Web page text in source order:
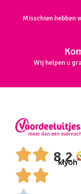
Misschien hebben
Wij helpen u
8,2